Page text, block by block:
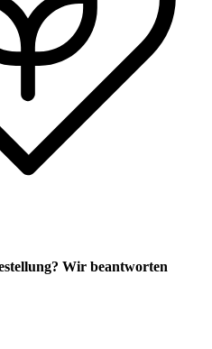
Wir beantworten